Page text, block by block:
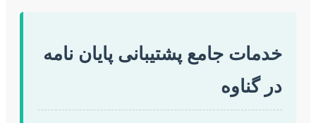
خدمات جامع پشتیبانی پایان نامه
در گناوه